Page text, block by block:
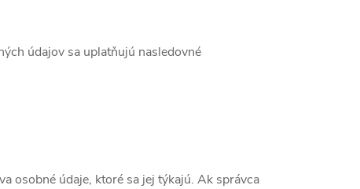
údajov sa uplatňujú nasledovné
osobné údaje, ktoré sa jej týkajú. Ak správca